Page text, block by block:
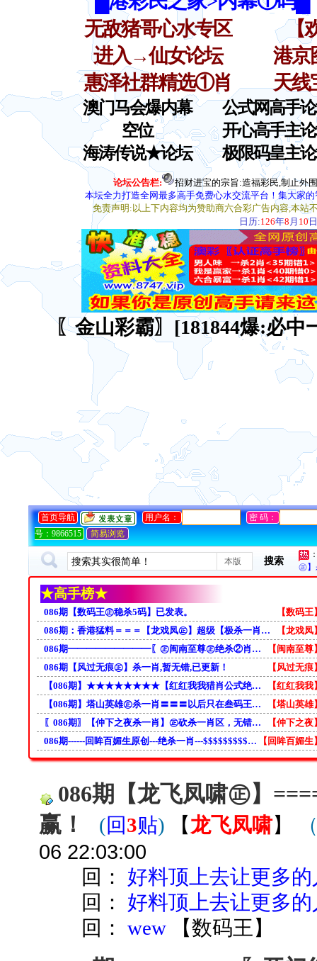
首页导航 用户名：
密 码：
号：9866515
简易浏览
本版 搜索
㊣
★高手榜★
086期【数码王㊣稳杀5码】已发表。
【数码王
086期：香港猛料＝＝＝【龙戏凤㊣】超级【极杀一肖】！本人跟踪45期无错！＝＝＝开奖日发表
【龙戏凤
086期━━━━━━━━━〖㊣闽南至尊㊣绝杀②肖〗━━━━━━━━━━支持叁码！
【闽南至尊
086期【风过无痕㊣】杀一肖,暂无错,已更新！
【风过无痕
【086期】★★★★★★★★【红红我我猎肖公式绝杀一肖】★★★★330错0
【红红我我
【086期】塔山英雄㊣杀一肖〓〓〓以后只在叁码王朝独家发表。
【塔山英雄
〖086期〗【仲下之夜杀一肖】㊣砍杀一肖区，无错，最早更新！原创不跟风！
【仲下之夜
086期------回眸百媚生原创---绝杀一肖---$$$$$$$$$早更新!全球最准！
【回眸百媚生
086期【龙飞凤啸㊣】
赢！
(回3贴) 【龙飞凤啸】
06 22:03:00
回： 好料顶上去让更多
回： 好料顶上去让更多
回：wew 【数码王 】